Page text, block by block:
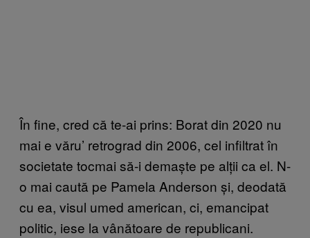
În fine, cred că te-ai prins: Borat din 2020 nu
mai e văru’ retrograd din 2006, cel infiltrat în
societate tocmai să-i demaște pe alții ca el. N-
o mai caută pe Pamela Anderson și, deodată
cu ea, visul umed american, ci, emancipat
politic, iese la vânătoare de republicani.